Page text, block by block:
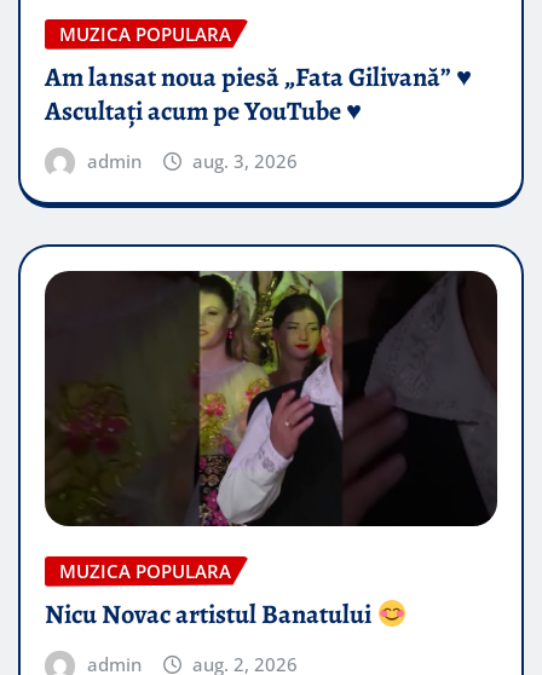
MUZICA POPULARA
Am lansat noua piesă „Fata Gilivană” ♥️
Ascultați acum pe YouTube ♥️
admin aug. 3, 2026
MUZICA POPULARA
Nicu Novac artistul Banatului
admin aug. 2, 2026